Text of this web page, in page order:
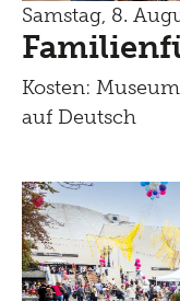
Samstag, 8.
Kosten:
auf Deutsch